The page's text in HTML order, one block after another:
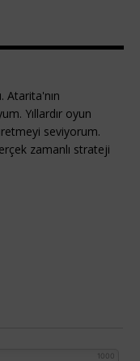
Atarita'nın
Yıllardır oyun
seviyorum.
zamanlı strateji
1000